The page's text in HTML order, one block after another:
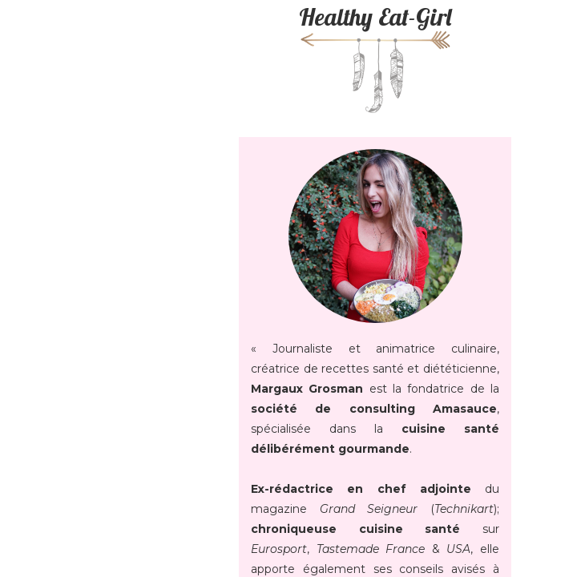
Healthy Eat-Girl
« Journaliste et animatrice culinaire,
créatrice de recettes santé et diététicienne,
Margaux Grosman est la fondatrice de la
société de consulting Amasauce,
spécialisée dans la cuisine santé
délibérément gourmande.
Ex-rédactrice en chef adjointe du
magazine Grand Seigneur (Technikart);
chroniqueuse cuisine santé sur
Eurosport, Tastemade France & USA, elle
apporte également ses conseils avisés à